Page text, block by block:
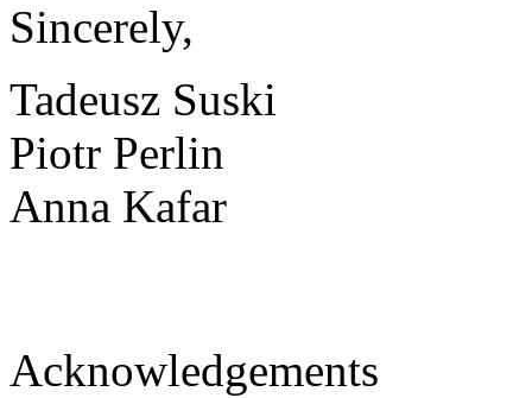
Sincerely,
Tadeusz Suski
Piotr Perlin
Anna Kafar
Acknowledgements